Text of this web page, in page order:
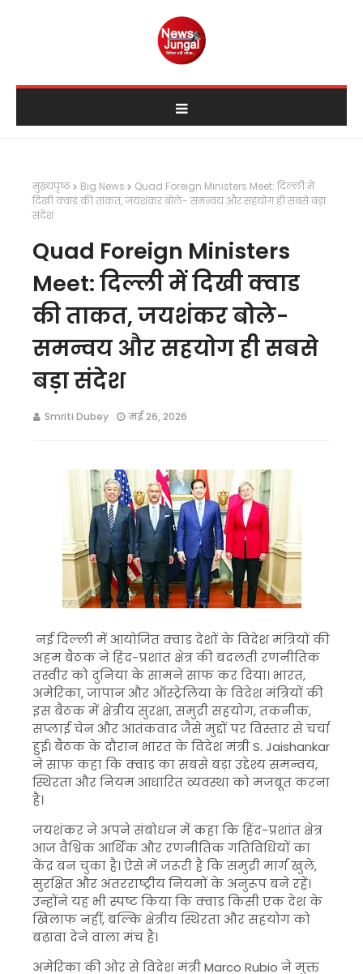
मुख्यपृष्ठ Big News
Quad Foreign Ministers Meet: दिल्ली में
दिखी क्वाड की ताकत, जयशंकर बोले- समन्वय और सहयोग ही सबसे बड़ा
संदेश
Quad Foreign Ministers
Meet: दिल्ली में दिखी क्वाड
की ताकत, जयशंकर बोले-
समन्वय और सहयोग ही सबसे
बड़ा संदेश
Smriti Dubey मई 26, 2026
नई दिल्ली में आयोजित क्वाड देशों के विदेश मंत्रियों की
अहम बैठक ने हिंद-प्रशांत क्षेत्र की बदलती रणनीतिक
तस्वीर को दुनिया के सामने साफ कर दिया। भारत,
अमेरिका, जापान और ऑस्ट्रेलिया के विदेश मंत्रियों की
इस बैठक में क्षेत्रीय सुरक्षा, समुद्री सहयोग, तकनीक,
सप्लाई चेन और आतंकवाद जैसे मुद्दों पर विस्तार से चर्चा
हुई। बैठक के दौरान भारत के विदेश मंत्रीS. Jaishankar
ने साफ कहा कि क्वाड का सबसे बड़ा उद्देश्य समन्वय,
स्थिरता और नियम आधारित व्यवस्था को मजबूत करना
है।
जयशंकर ने अपने संबोधन में कहा कि हिंद-प्रशांत क्षेत्र
आज वैश्विक आर्थिक और रणनीतिक गतिविधियों का
केंद्र बन चुका है। ऐसे में जरूरी है कि समुद्री मार्ग खुले,
सुरक्षित और अंतरराष्ट्रीय नियमों के अनुरूप बने रहें।
उन्होंने यह भी स्पष्ट किया कि क्वाड किसी एक देश के
खिलाफ नहीं, बल्कि क्षेत्रीय स्थिरता और सहयोग को
बढ़ावा देने वाला मंच है।
अमेरिका की ओर से विदेश मंत्रीMarco Rubio ने मुक्त